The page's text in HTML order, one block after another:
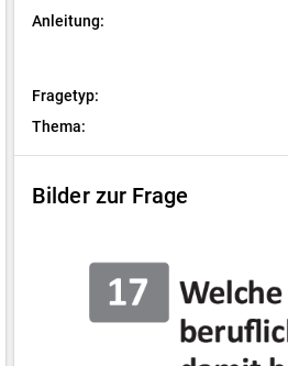
Anleitung:
Fragetyp:
Thema:
Bilder zur Frage